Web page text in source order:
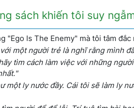
sách khiến tôi suy
"Ego Is The Enemy" mà tôi tâm đắc
một người trẻ là nghĩ rằng mình
tìm cách làm việc với những
một ly nước đầy. Cái tôi sẽ làm ly